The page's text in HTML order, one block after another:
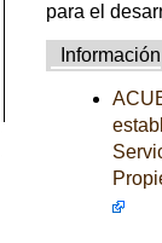
para el
Información